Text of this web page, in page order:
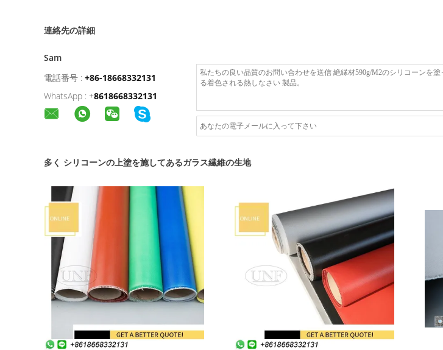
連絡先の詳細
Sam
電話番号 : +86-18668332131
WhatsApp : +8618668332131
多く シリコーンの上塗を施してあるガラス繊維の生地